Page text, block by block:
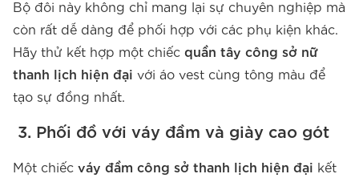
Bộ đôi này không chỉ mang lại sự chuyên nghiệp mà
còn rất dễ dàng để phối hợp với các phụ kiện khác.
Hãy thử kết hợp một chiếc quần tây công sở nữ
thanh lịch hiện đại với áo vest cùng tông màu để
tạo sự đồng nhất.
3. Phối đồ với váy đầm và giày cao gót
Một chiếc váy đầm công sở thanh lịch hiện đại kết